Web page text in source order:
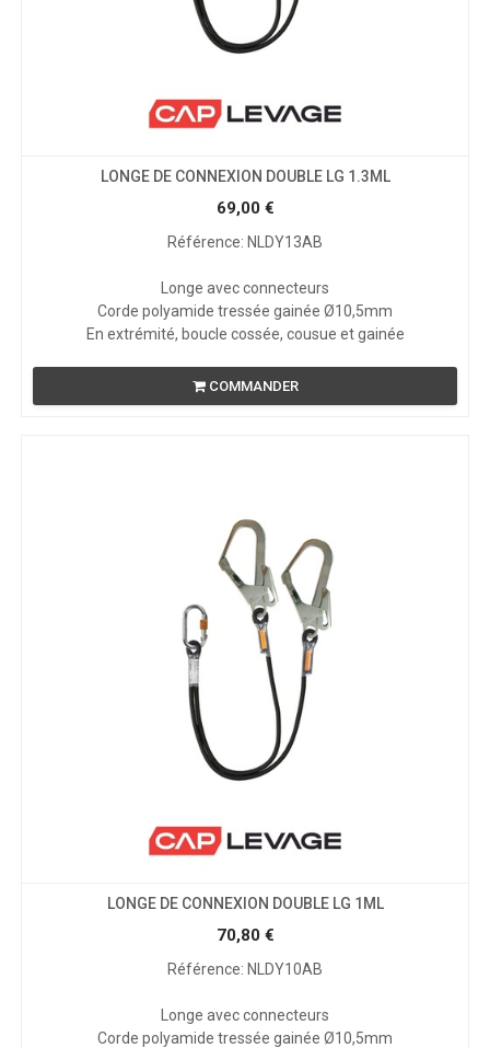
LONGE DE CONNEXION DOUBLE LG 1.3ML
69,00€
Référence: NLDY13AB
Longe avec connecteurs
Corde polyamide tressée gainée Ø10,5mm
En extrémité, boucle cossée, cousue et gainée
COMMANDER
LONGE DE CONNEXION DOUBLE LG 1ML
70,80€
Référence: NLDY10AB
Longe avec connecteurs
Corde polyamide tressée gainée Ø10,5mm